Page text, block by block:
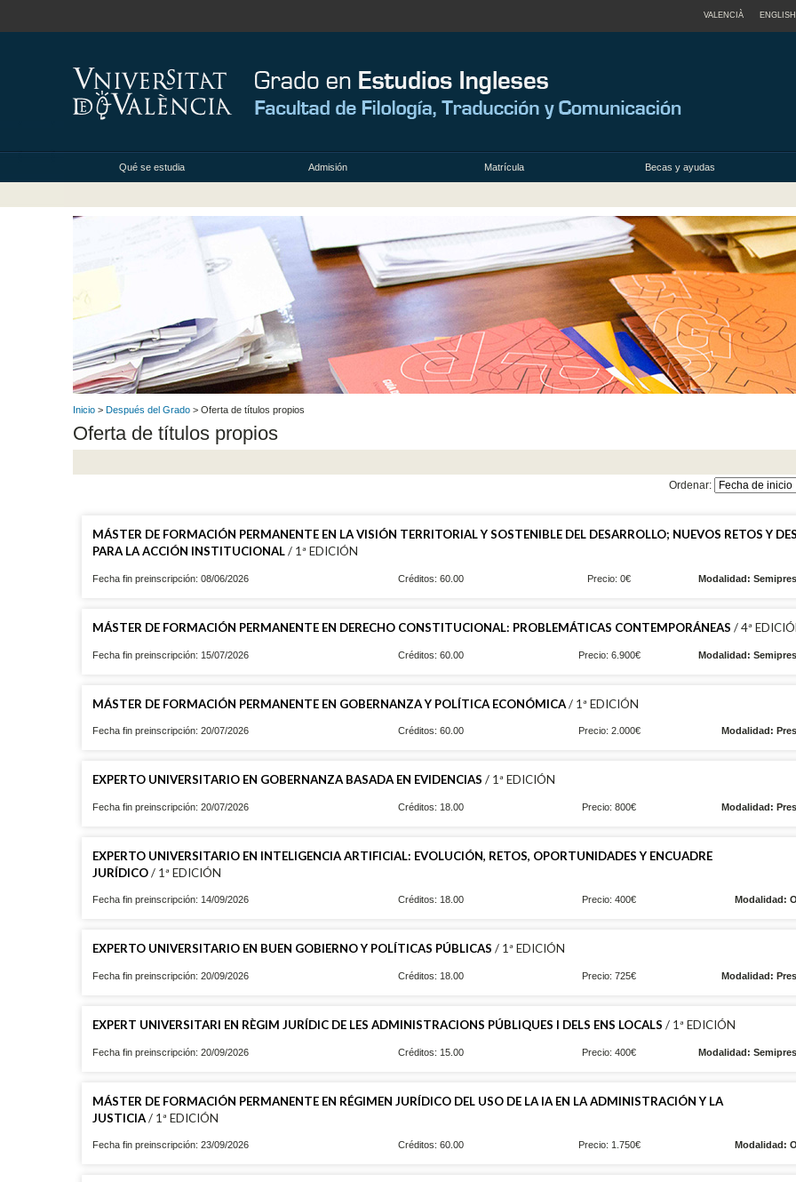
VALENCIÀ ENGLISH
Qué se estudia Admisión Matrícula Becas y ayudas
Inicio > Después del Grado > Oferta de títulos propios
Oferta de títulos propios
Ordenar:
MÁSTER DE FORMACIÓN PERMANENTE EN LA VISIÓN TERRITORIAL Y SOSTENIBLE DEL DESARROLLO; NUEVOS RETOS Y
PARA LA ACCIÓN INSTITUCIONAL/ 1ª EDICIÓN
Fecha fin preinscripción: 08/06/2026 Créditos: 60.00 Precio: 0€ Modalidad:
MÁSTER DE FORMACIÓN PERMANENTE EN DERECHO CONSTITUCIONAL: PROBLEMÁTICAS CONTEMPORÁNEAS / 4ª
Fecha fin preinscripción: 15/07/2026 Créditos: 60.00 Precio: 6.900€ Modalidad:
MÁSTER DE FORMACIÓN PERMANENTE EN GOBERNANZA Y POLÍTICA ECONÓMICA/ 1ª EDICIÓN
Fecha fin preinscripción: 20/07/2026 Créditos: 60.00 Precio: 2.000€ Modalidad:
EXPERTO UNIVERSITARIO EN GOBERNANZA BASADA EN EVIDENCIAS / 1ª EDICIÓN
Fecha fin preinscripción: 20/07/2026 Créditos: 18.00 Precio: 800€ Modalidad:
EXPERTO UNIVERSITARIO EN INTELIGENCIA ARTIFICIAL: EVOLUCIÓN, RETOS, OPORTUNIDADES Y ENCUADRE
JURÍDICO/ 1ª EDICIÓN
Fecha fin preinscripción: 14/09/2026 Créditos: 18.00 Precio: 400€ Modalidad:
EXPERTO UNIVERSITARIO EN BUEN GOBIERNO Y POLÍTICAS PÚBLICAS / 1ª EDICIÓN
Fecha fin preinscripción: 20/09/2026 Créditos: 18.00 Precio: 725€ Modalidad:
EXPERT UNIVERSITARI EN RÈGIM JURÍDIC DE LES ADMINISTRACIONS PÚBLIQUES I DELS ENS LOCALS / 1ª EDICIÓN
Fecha fin preinscripción: 20/09/2026 Créditos: 15.00 Precio: 400€ Modalidad:
MÁSTER DE FORMACIÓN PERMANENTE EN RÉGIMEN JURÍDICO DEL USO DE LA IA EN LA ADMINISTRACIÓN Y LA
JUSTICIA/ 1ª EDICIÓN
Fecha fin preinscripción: 23/09/2026 Créditos: 60.00 Precio: 1.750€ Modalidad: